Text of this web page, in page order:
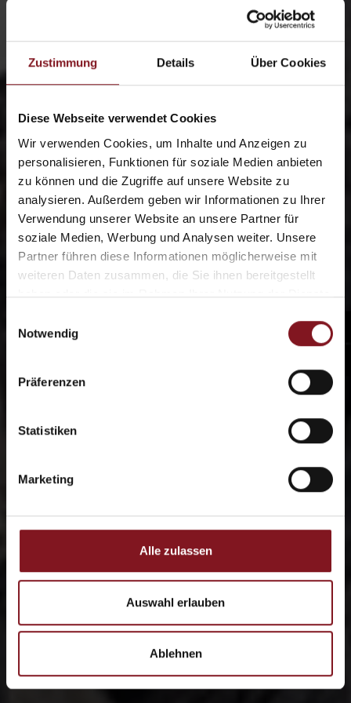
Zustimmung Details Über Cookies
Diese Webseite verwendet Cookies
Wir verwenden Cookies, um Inhalte und Anzeigen zu
personalisieren, Funktionen für soziale Medien anbieten
zu können und die Zugriffe auf unsere Website zu
analysieren. Außerdem geben wir Informationen zu Ihrer
Verwendung unserer Website an unsere Partner für
soziale Medien, Werbung und Analysen weiter. Unsere
Partner führen diese Informationen möglicherweise mit
weiteren Daten zusammen, die Sie ihnen bereitgestellt
haben oder die sie im Rahmen Ihrer Nutzung der Dienste
Notwendig
Präferenzen
Statistiken
Marketing
Alle zulassen
Auswahl erlauben
Ablehnen